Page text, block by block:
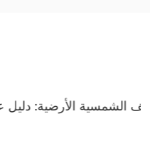
الأرفف الشمسية